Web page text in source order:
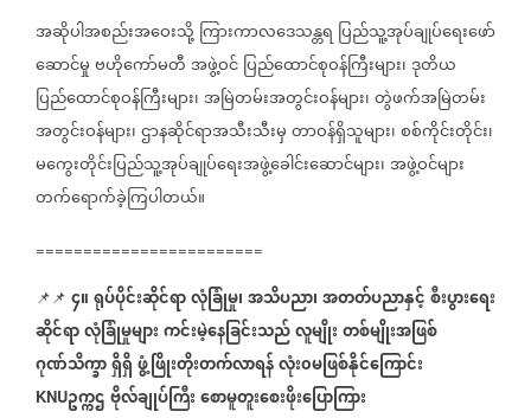
အဆိုပါအစည်းအဝေးသို့ကြားကာလဒေသန္တရ ပြည်သူ့အုပ်ချုပ်ရေးဖော်
ဆောင်မှုဗဟိုကော်မတီအဖွဲ့ဝင်ပြည်ထောင်စုဝန်ကြီးများ၊ဒုတိယ
ပြည်ထောင်စုဝန်ကြီးများ၊အမြဲတမ်းအတွင်းဝန်များ၊တွဲဖက်အမြဲတမ်း
အတွင်းဝန်များ၊ဌာနဆိုင်ရာအသီးသီးမှတာဝန်ရှိသူများ၊စစ်ကိုင်းတိုင်း၊
မကွေးတိုင်းပြည်သူ့အုပ်ချုပ်ရေးအဖွဲ့ခေါင်းဆောင်များ၊အဖွဲ့ဝင်များ
တက်ရောက်ခဲ့ကြပါတယ်။
========================
📌📌 ၄။ရုပ်ပိုင်းဆိုင်ရာလုံခြုံမှု၊အသိပညာ၊အတတ်ပညာနှင့်စီးပွားရေး
ဆိုင်ရာလုံခြုံမှုများကင်းမဲ့နေခြင်းသည်လူမျိုးတစ်မျိုးအဖြစ်
ဂုဏ်သိက္ခာရှိရှိဖွံ့ဖြိုးတိုးတက်လာရန်လုံး၀မဖြစ်နိုင်ကြောင်း
KNUဥက္ကဌဗိုလ်ချုပ်ကြီးစောမူတူးစေးဖိုးပြောကြား